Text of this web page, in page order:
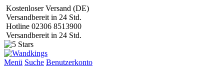
Kostenloser Versand (DE)
Versandbereit in 24 Std.
Hotline 02306 8513900
Versandbereit in 24 Std.
Menü Suche Benutzerkonto